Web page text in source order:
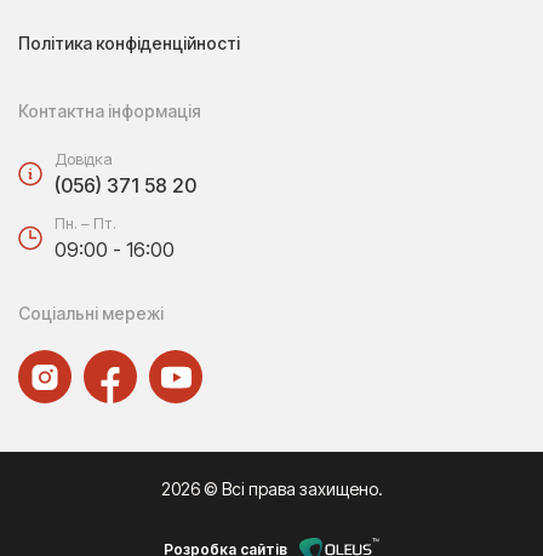
Політика конфіденційності
Контактна інформація
Довідка
(056) 371 58 20
Пн. – Пт.
09:00 - 16:00
Соціальні мережі
2026 © Всі права захищено.
Розробка сайтів